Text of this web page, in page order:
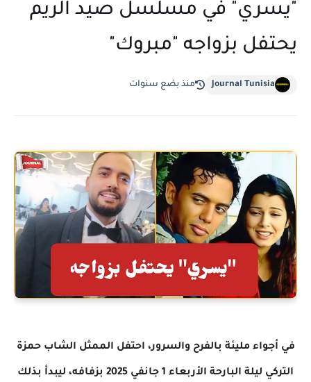
"يسري" في مسلسل صيد الريم
يحتفل بزواجه "مبروك"
Journal Tunisia منذ بضع سنوات
في أجواء مليئة بالفرح والسرور، احتفل الممثل الشاب حمزة
التركي ليلة البارحة الأربعاء 1 جانفي 2025 بزفافه، ليبدأ بذلك